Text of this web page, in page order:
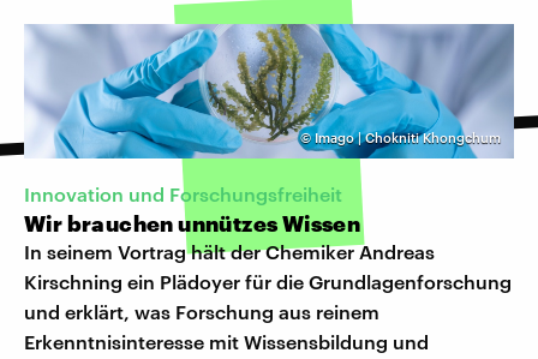
©Imago | Chokniti Khongchum
Innovation und Forschungsfreiheit
Wir brauchen unnützes Wissen
In seinem Vortrag hält der Chemiker Andreas
Kirschning ein Plädoyer für die Grundlagenforschung
und erklärt, was Forschung aus reinem
Erkenntnisinteresse mit Wissensbildung und